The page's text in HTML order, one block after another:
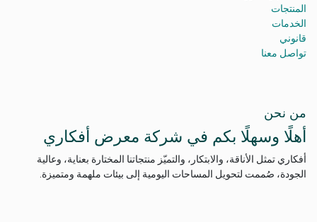
المنتجات
الخدمات
قانوني
تواصل معنا
من نحن
أهلًا وسهلًا بكم في شركة معرض أفكاري
أفكاري تمثل الأناقة، والابتكار، والتميّز منتجاتنا المختارة بعناية، وعالية
الجودة، صُممت لتحويل المساحات اليومية إلى بيئات ملهمة ومتميزة.